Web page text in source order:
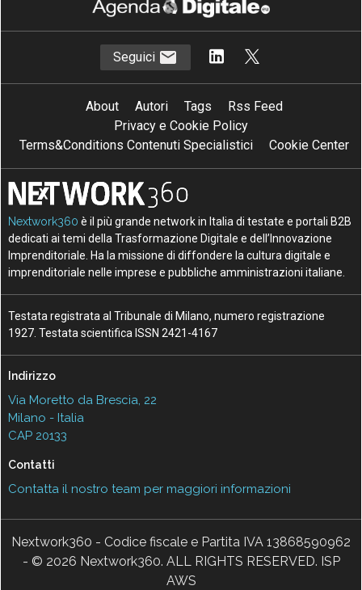
Seguici
About Autori Tags
Rss Feed
Privacy e Cookie Policy
Terms&Conditions Contenuti Specialistici
Cookie Center
Nextwork360 è il più grande network in Italia di testate e portali B2B
dedicati ai temi della Trasformazione Digitale e dell’Innovazione
Imprenditoriale. Ha la missione di diffondere la cultura digitale e
imprenditoriale nelle imprese e pubbliche amministrazioni italiane.
Testata registrata al Tribunale di Milano, numero registrazione
1927. Testata scientifica ISSN 2421-4167
Indirizzo
Via Moretto da Brescia, 22
Milano - Italia
CAP 20133
Contatti
Contatta il nostro team per maggiori informazioni
Nextwork360 - Codice fiscale e Partita IVA 13868590962
- © 2026 Nextwork360. ALL RIGHTS RESERVED. ISP
AWS